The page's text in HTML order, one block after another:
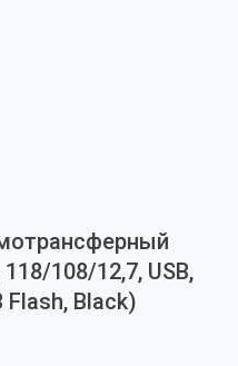
108/12,7, USB,
Flash, Black)